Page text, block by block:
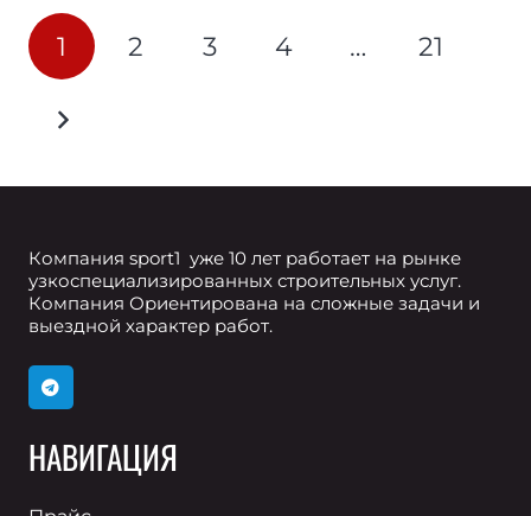
Пагинация
записей
1 2 3 4 … 21
Компания sport1 уже 10 лет работает на рынке
узкоспециализированных строительных услуг.
Компания Ориентирована на сложные задачи и
выездной характер работ.
НАВИГАЦИЯ